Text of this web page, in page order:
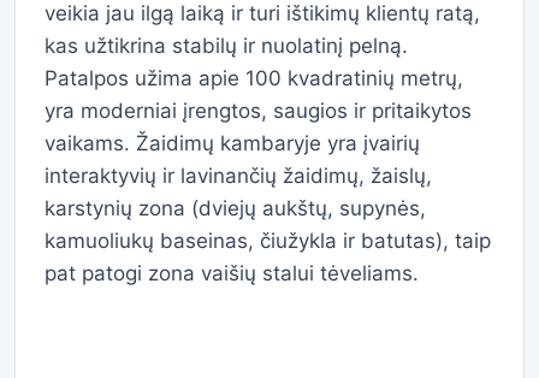
veikia jau ilgą laiką ir turi ištikimų klientų ratą,
kas užtikrina stabilų ir nuolatinį pelną.
Patalpos užima apie 100 kvadratinių metrų,
yra moderniai įrengtos, saugios ir pritaikytos
vaikams. Žaidimų kambaryje yra įvairių
interaktyvių ir lavinančių žaidimų, žaislų,
karstynių zona (dviejų aukštų, supynės,
kamuoliukų baseinas, čiužykla ir batutas), taip
pat patogi zona vaišių stalui tėveliams.